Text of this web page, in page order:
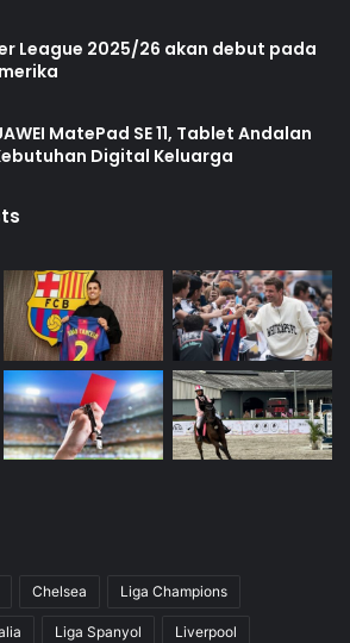
o
k
a
League 2025/26 akan debut pada
MatePad SE 11, Tablet Andalan
Digital Keluarga
Chelsea Liga Champions
Liga Spanyol Liverpool